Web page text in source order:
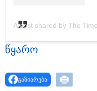
წყა­რო
გაზიარება